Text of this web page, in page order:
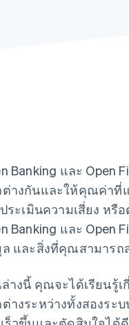
Banking และ
างกันและให้คุณค่าที่
ระเมินความเสี่ยง หรื
Banking และ
และสิ่งที่คุณสามารถ
างนี้ คุณจะได้เรียนรู้เ
างระหว่างทั้งสองระ